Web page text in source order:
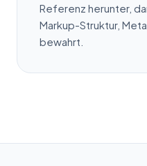
Referenz herunter,
Markup-Struktur,
bewahrt.